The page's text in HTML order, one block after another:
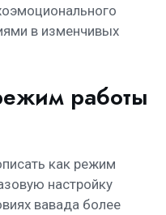
в изменчивых
работы
как режим
настройку
вавада более